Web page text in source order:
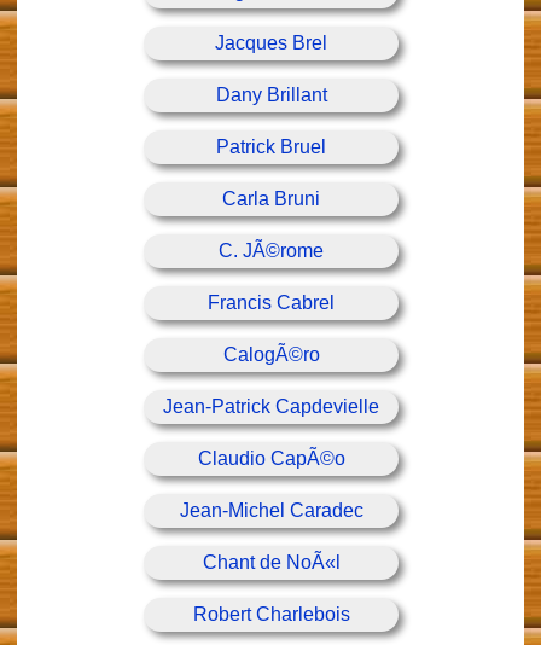
Jacques Brel
Dany Brillant
Patrick Bruel
Carla Bruni
C. JÃ©rome
Francis Cabrel
CalogÃ©ro
Jean-Patrick Capdevielle
Claudio CapÃ©o
Jean-Michel Caradec
Chant de NoÃ«l
Robert Charlebois